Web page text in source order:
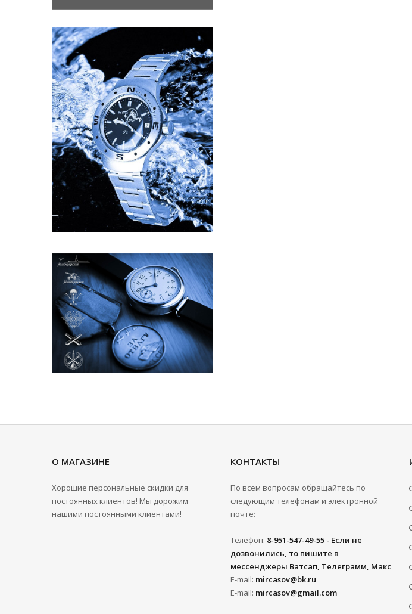
О МАГАЗИНЕ
Хорошие персональные скидки для
постоянных клиентов! Мы дорожим
нашими постоянными клиентами!
КОНТАКТЫ
По всем вопросам обращайтесь по
следующим телефонам и электронной
почте:
Телефон: 8-951-547-49-55 - Если не
дозвонились, то пишите в
мессенджеры Ватсап, Телеграмм, Макс
E-mail: mircasov@bk.ru
E-mail: mircasov@gmail.com